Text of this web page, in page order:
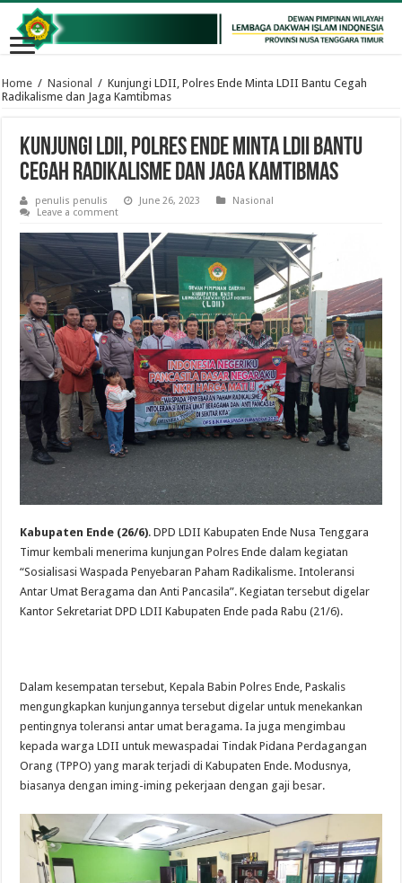
Home / Nasional / Kunjungi LDII, Polres Ende Minta LDII Bantu Cegah
Radikalisme dan Jaga Kamtibmas
Kunjungi LDII, Polres Ende Minta LDII Bantu
Cegah Radikalisme dan Jaga Kamtibmas
penulis penulis June 26, 2023
Nasional
Leave a comment
Kabupaten Ende (26/6). DPD LDII Kabupaten Ende Nusa Tenggara
Timur kembali menerima kunjungan Polres Ende dalam kegiatan
“Sosialisasi Waspada Penyebaran Paham Radikalisme. Intoleransi
Antar Umat Beragama dan Anti Pancasila”. Kegiatan tersebut digelar
Kantor Sekretariat DPD LDII Kabupaten Ende pada Rabu (21/6).
Dalam kesempatan tersebut, Kepala Babin Polres Ende, Paskalis
mengungkapkan kunjungannya tersebut digelar untuk menekankan
pentingnya toleransi antar umat beragama. Ia juga mengimbau
kepada warga LDII untuk mewaspadai Tindak Pidana Perdagangan
Orang (TPPO) yang marak terjadi di Kabupaten Ende. Modusnya,
biasanya dengan iming-iming pekerjaan dengan gaji besar.